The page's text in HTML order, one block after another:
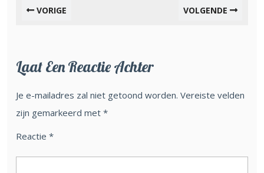
VORIGE VOLGENDE
Laat Een Reactie Achter
Je e-mailadres zal niet getoond worden. Vereiste velden
zijn gemarkeerd met *
Reactie *